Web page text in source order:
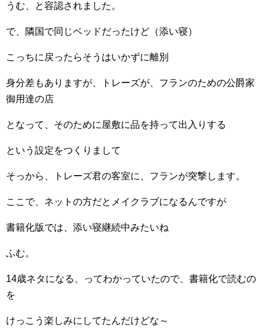
うむ、と容認されました。
で、隣国で同じベッドだったけど（添い寝）
こっちに戻ったらそうはいかずに離別
身分差もありますが、トレーズが、フランのための公爵家
御用達の店
となって、そのために屋敷に品を持って出入りする
という設定をつくりまして
そっから、トレーズ君の客室に、フランが突撃します。
ここで、ネットの方だとメイクラブになるんですが
書籍化版では、添い寝継続中みたいね
ふむ。
14歳ネタになる、ってわかっていたので、書籍化で読むの
を
けっこう楽しみにしてたんだけどな～